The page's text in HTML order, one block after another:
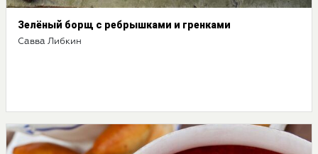
Зелёный борщ с ребрышками и гренками
Савва Либкин